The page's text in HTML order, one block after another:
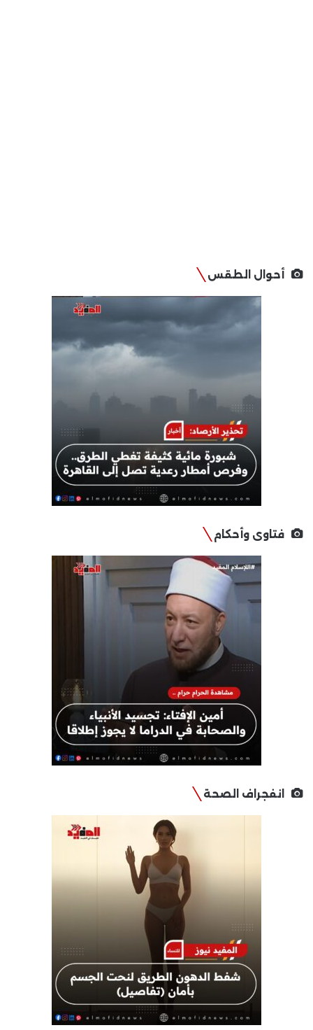
أحوال الطقس
فتاوى وأحكام
انفجراف الصحة